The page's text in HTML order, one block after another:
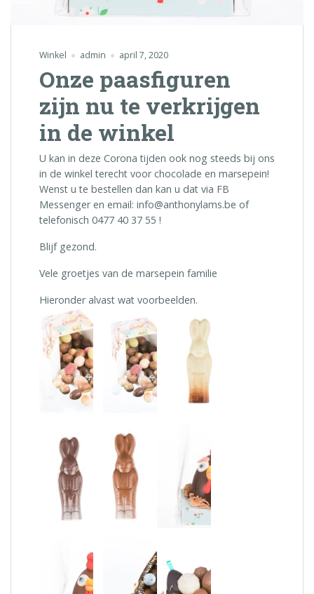
Winkel admin april 7, 2020
Onze paasfiguren
zijn nu te verkrijgen
in de winkel
U kan in deze Corona tijden ook nog steeds bij ons
in de winkel terecht voor chocolade en marsepein!
Wenst u te bestellen dan kan u dat via FB
Messenger en email: info@anthonylams.be of
telefonisch 0477 40 37 55 !
Blijf gezond.
Vele groetjes van de marsepein familie
Hieronder alvast wat voorbeelden.